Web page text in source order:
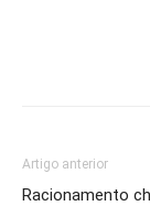
Artigo anterior
Racionamento